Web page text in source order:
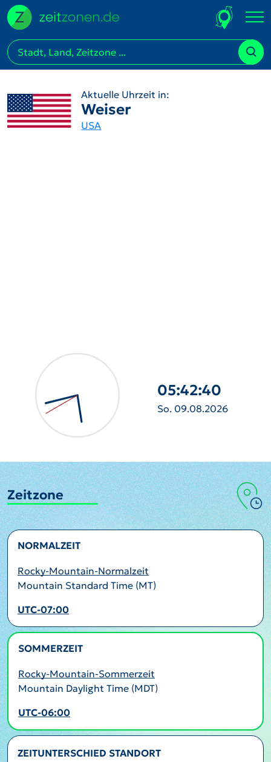
Aktuelle Uhrzeit in:
Weiser
USA
05:42:41
So. 09.08.2026
Zeitzone
NORMALZEIT
Rocky-Mountain-Normalzeit
Mountain Standard Time (MT)
UTC-07:00
SOMMERZEIT
Rocky-Mountain-Sommerzeit
Mountain Daylight Time (MDT)
UTC-06:00
ZEITUNTERSCHIED STANDORT